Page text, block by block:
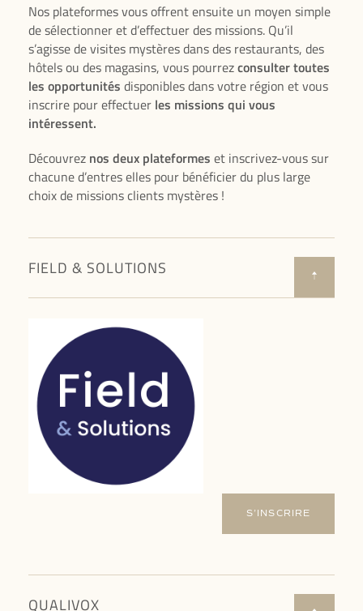
Nos plateformes vous offrent ensuite un moyen simple
de sélectionner et d’effectuer des missions. Qu’il
s’agisse devisites mystèresdans des restaurants, des
hôtels ou des magasins, vous pourrezconsulter toutes
les opportunités disponibles dans votre région et vous
inscrire pour effectuer les missions qui vous
intéressent.
Découvrez nos deux plateformes et inscrivez-vous sur
chacune d’entres elles pour bénéficier du plus large
choix de missions clients mystères !
FIELD & SOLUTIONS
S’INSCRIRE
QUALIVOX